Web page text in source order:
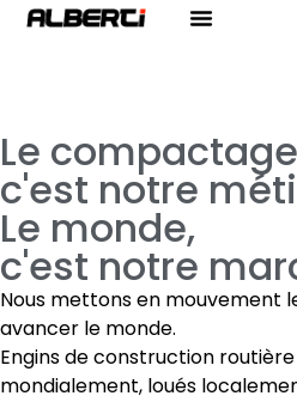
Le
c'est notre
Le monde,
c'est notre
Nous mettons en mouvement
avancer le monde.
Engins de construction
mondialement, loués